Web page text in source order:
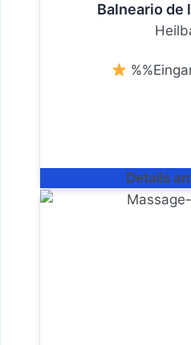
Balneario de
Details